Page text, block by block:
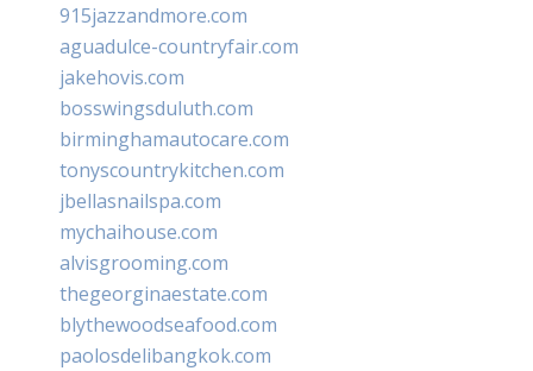
915jazzandmore.com
aguadulce-countryfair.com
jakehovis.com
bosswingsduluth.com
birminghamautocare.com
tonyscountrykitchen.com
jbellasnailspa.com
mychaihouse.com
alvisgrooming.com
thegeorginaestate.com
blythewoodseafood.com
paolosdelibangkok.com